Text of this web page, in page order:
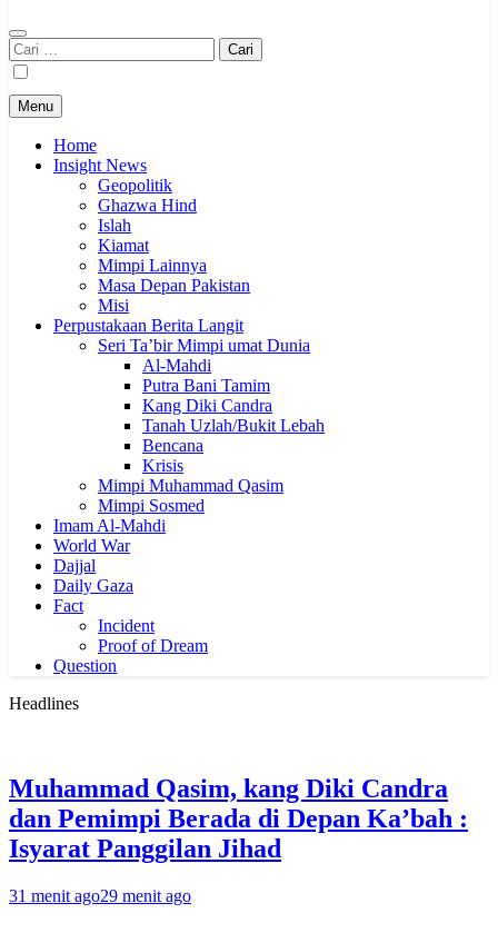
Cari
untuk:
Menu
Home
Insight News
Geopolitik
Ghazwa Hind
Islah
Kiamat
Mimpi Lainnya
Masa Depan Pakistan
Misi
Perpustakaan Berita Langit
Seri Ta’bir Mimpi umat Dunia
Al-Mahdi
Putra Bani Tamim
Kang Diki Candra
Tanah Uzlah/Bukit Lebah
Bencana
Krisis
Mimpi Muhammad Qasim
Mimpi Sosmed
Imam Al-Mahdi
World War
Dajjal
Daily Gaza
Fact
Incident
Proof of Dream
Question
Headlines
Muhammad Qasim, kang Diki Candra
dan Pemimpi Berada di Depan Ka’bah :
Isyarat Panggilan Jihad
31 menit ago29 menit ago